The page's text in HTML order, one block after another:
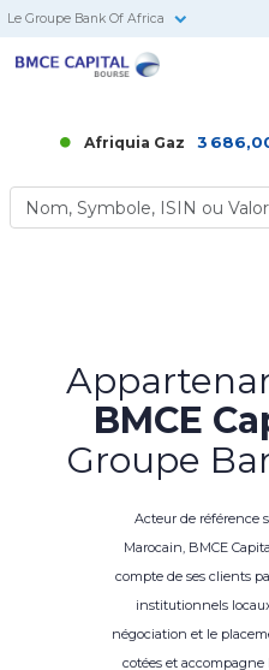
Le Groupe Bank Of Africa
Afriquia Gaz 3 686,00 0 %
BMCE
Groupe
Acteur de référence
Marocain, BMCE
compte de ses clients
institutionnels
négociation et le
cotées et